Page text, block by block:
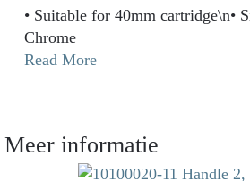
• Suitable for 40mm cartridge\n•
Chrome
Read More
Meer informatie